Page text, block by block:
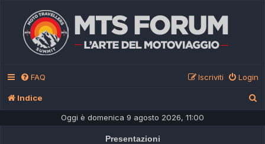
FAQ Login
Iscriviti
Indice
Oggi è domenica 9 agosto 2026, 11:00
Presentazioni